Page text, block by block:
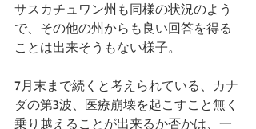
サスカチュワン州も同様の状況のよう
で、その他の州からも良い回答を得る
ことは出来そうもない様子。
7月末まで続くと考えられている、カナ
ダの第3波、医療崩壊を起こすこと無く
乗り越えることが出来るか否かは、一